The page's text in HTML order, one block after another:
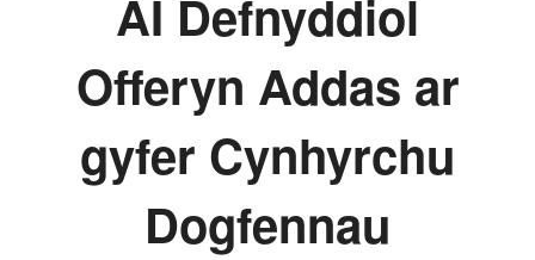
AI Defnyddiol
Offeryn Addas ar
gyfer Cynhyrchu
Dogfennau